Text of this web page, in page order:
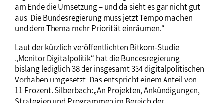
am Ende die Umsetzung – und da sieht es gar nicht gut
aus. Die Bundesregierung muss jetzt Tempo machen
und dem Thema mehr Priorität einräumen.“
Laut der kürzlich veröffentlichten Bitkom-Studie
„Monitor Digitalpolitik“ hat die Bundesregierung
bislang lediglich 38 der insgesamt 334 digitalpolitischen
Vorhaben umgesetzt. Das entspricht einem Anteil von
11 Prozent. Silberbach:„An Projekten, Ankündigungen,